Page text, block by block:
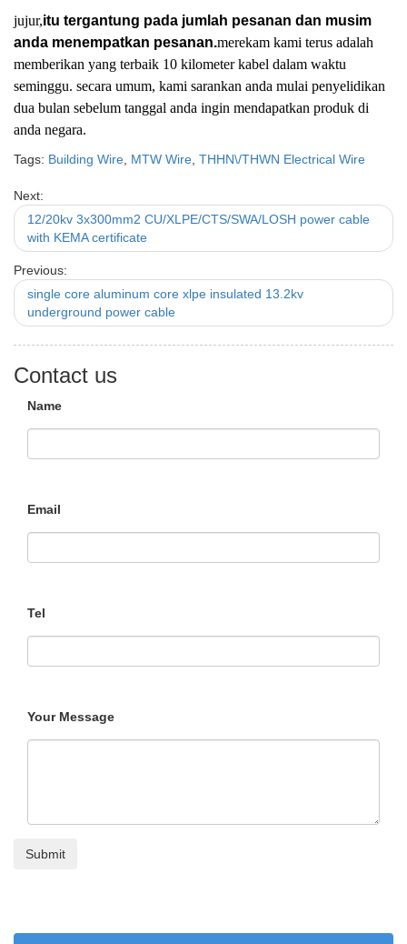
jujur,itu tergantung pada jumlah pesanan dan musim
anda menempatkan pesanan.merekam kami terus adalah
memberikan yang terbaik 10 kilometer kabel dalam waktu
seminggu. secara umum, kami sarankan anda mulai penyelidikan
dua bulan sebelum tanggal anda ingin mendapatkan produk di
anda negara.
Tags: Building Wire MTW Wire THHN\/THWN Electrical Wire
Next:
12/20kv 3x300mm2 CU/XLPE/CTS/SWA/LOSH power cable
with KEMA certificate
Previous:
single core aluminum core xlpe insulated 13.2kv
underground power cable
Contact us
Name
Email
Tel
Your Message